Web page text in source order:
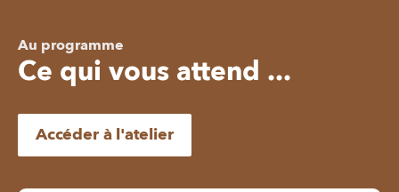
Au programme
Ce qui vous attend ...
Accéder à l'atelier